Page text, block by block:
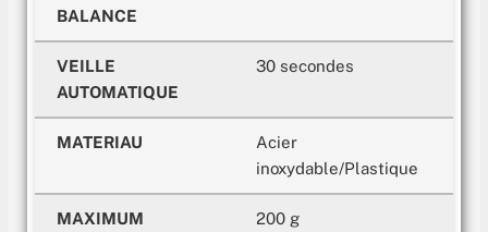
BALANCE
VEILLE
AUTOMATIQUE
30 secondes
MATERIAU
Acier
inoxydable/Plastique
MAXIMUM
200 g